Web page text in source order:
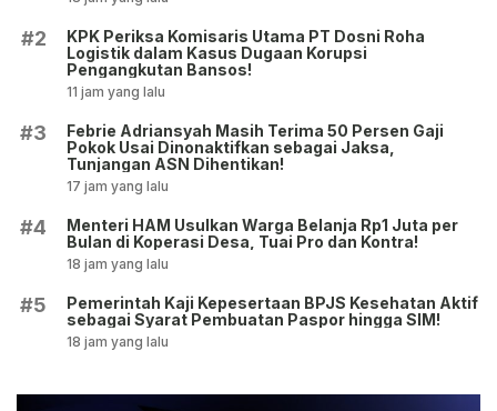
#2
KPK Periksa Komisaris Utama PT Dosni Roha
Logistik dalam Kasus Dugaan Korupsi
Pengangkutan Bansos!
11 jam yang lalu
#3
Febrie Adriansyah Masih Terima 50 Persen Gaji
Pokok Usai Dinonaktifkan sebagai Jaksa,
Tunjangan ASN Dihentikan!
17 jam yang lalu
#4
Menteri HAM Usulkan Warga Belanja Rp1 Juta per
Bulan di Koperasi Desa, Tuai Pro dan Kontra!
18 jam yang lalu
#5
Pemerintah Kaji Kepesertaan BPJS Kesehatan Aktif
sebagai Syarat Pembuatan Paspor hingga SIM!
18 jam yang lalu